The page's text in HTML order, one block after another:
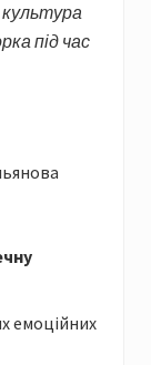
культура
під час
емоційних